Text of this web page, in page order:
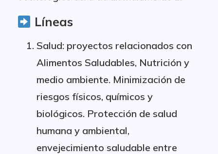
Líneas
Salud: proyectos relacionados con
Alimentos Saludables, Nutrición y
medio ambiente. Minimización de
riesgos físicos, químicos y
biológicos. Protección de salud
humana y ambiental,
envejecimiento saludable entre